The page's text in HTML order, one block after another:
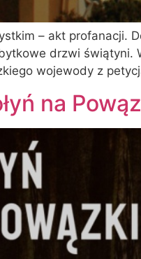
– akt profanacji.
drzwi świątyni.
wojewody z
na